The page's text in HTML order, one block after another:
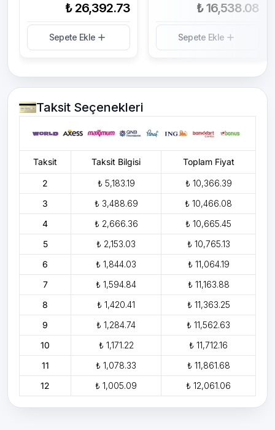
₺ 26,392.73
Sepete Ekle
₺ 16,538.08
Sepete Ekle
Taksit Seçenekleri
Taksit Taksit Bilgisi Toplam Fiyat
2 ₺ 5,183.19
₺ 10,366.39
3
₺ 3,488.69
₺ 10,466.08
4
₺ 2,666.36
₺ 10,665.45
5
₺ 2,153.03
₺ 10,765.13
6
₺ 1,844.03
₺ 11,064.19
7
₺ 1,594.84
₺ 11,163.88
8
₺ 1,420.41
₺ 11,363.25
9
₺ 1,284.74
₺ 11,562.63
10
₺ 1,171.22
₺ 11,712.16
11
₺ 1,078.33
₺ 11,861.68
12
₺ 1,005.09 ₺ 12,061.06